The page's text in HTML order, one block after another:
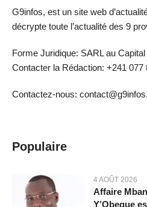
G9infos, est un site web
décrypte toute l’actualité des 9
Forme Juridique: SARL au
Contacter la Rédaction: +241 077
Contactez-nous:
Populaire
4 AOÛT 2026
Affaire
Y’Obegue